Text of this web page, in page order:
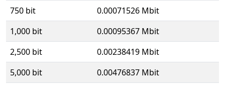
750 bit
0.00071526 Mbit
1,000 bit
0.00095367 Mbit
2,500 bit
0.00238419 Mbit
5,000 bit
0.00476837 Mbit